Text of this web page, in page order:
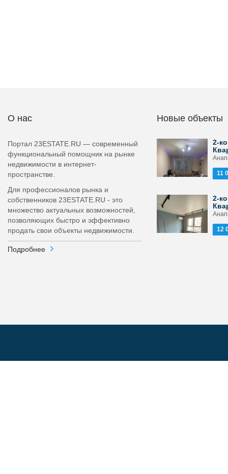
О нас
Портал 23ESTATE.RU — современный
функциональный помощник на рынке
недвижимости в интернет-
пространстве.
Для профессионалов рынка и
собственников 23ESTATE.RU - это
множество актуальных возможностей,
позволяющих быстро и эффективно
продать свои объекты недвижимости.
Подробнее
Новые объекты
2-
11
2-
12